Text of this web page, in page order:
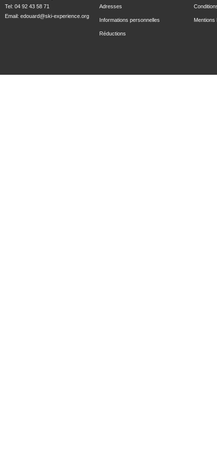
Tel: 04 92 43 58 71
Email: edouard@ski-experience.org
Adresses
Informations personnelles
Réductions
Mentions